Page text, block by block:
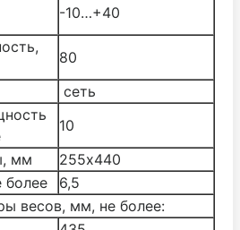
-10…+40
80
сеть
10
мм
255х440
более
6,5
весов, мм, не более: